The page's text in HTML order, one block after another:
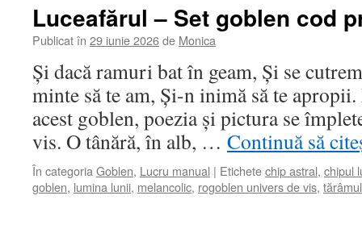
Luceafărul – Set goblen cod
Publicat în 29 iunie 2026de Monica
Și dacă ramuri bat în geam, Și se
minte să te am, Și-n inimă să te
acest goblen, poezia și pictura se
vis. O tânără, în alb, … Continuă să
În categoria Goblen, Lucru manual | Etichetechip astral, chipul
goblen, lumina lunii, melancolic, rogoblen univers de vis,